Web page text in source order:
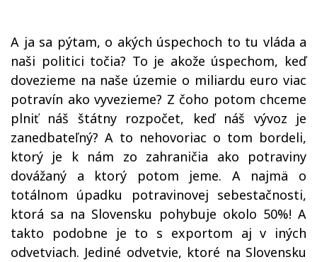
A ja sa pýtam, o akých úspechoch to tu vláda a
naši politici točia? To je akože úspechom, keď
dovezieme na naše územie o miliardu euro viac
potravín ako vyvezieme? Z čoho potom chceme
plniť náš štátny rozpočet, keď náš vývoz je
zanedbateľný? A to nehovoriac o tom bordeli,
ktorý je k nám zo zahraničia ako potraviny
dovážaný a ktorý potom jeme. A najmä o
totálnom úpadku potravinovej sebestačnosti,
ktorá sa na Slovensku pohybuje okolo 50%! A
takto podobne je to s exportom aj v iných
odvetviach. Jediné odvetvie, ktoré na Slovensku